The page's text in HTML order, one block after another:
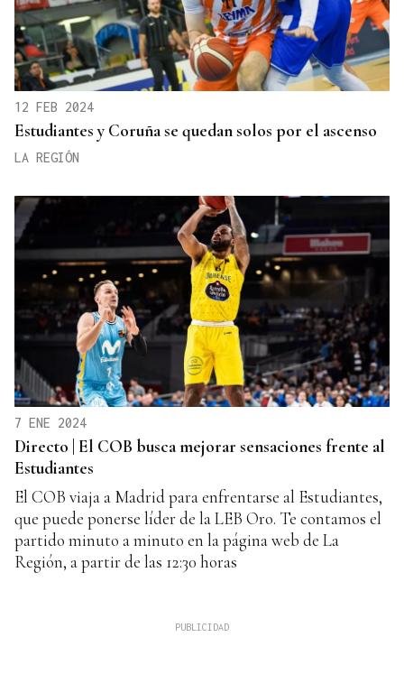
12 FEB 2024
Estudiantes y Coruña se quedan solos por el ascenso
LA REGIÓN
7 ENE 2024
Directo | El COB busca mejorar sensaciones frente al
Estudiantes
El COB viaja a Madrid para enfrentarse al Estudiantes,
que puede ponerse líder de la LEB Oro. Te contamos el
partido minuto a minuto en la página web de La
Región, a partir de las 12:30 horas